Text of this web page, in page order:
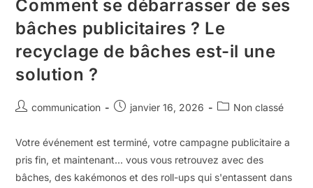
Comment se débarrasser de ses
bâches publicitaires ? Le
recyclage de bâches est-il une
solution ?
communication janvier 16, 2026 Non classé
Votre événement est terminé, votre campagne publicitaire a
pris fin, et maintenant... vous vous retrouvez avec des
bâches, des kakémonos et des roll-ups qui s'entassent dans